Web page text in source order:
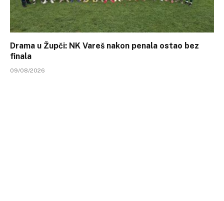
Drama u Župči: NK Vareš nakon penala ostao bez
finala
09/08/2026